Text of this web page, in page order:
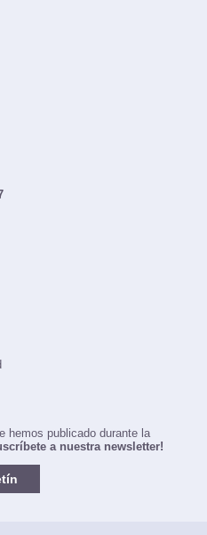
hemos publicado durante la
a nuestra newsletter!